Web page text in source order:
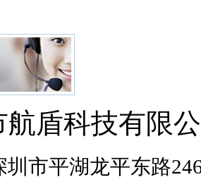
航盾科技有限
圳市平湖龙平东路